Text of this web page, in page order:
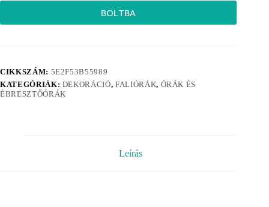
BOLTBA
CIKKSZÁM: 5E2F53B55989
KATEGÓRIÁK: DEKORÁCIÓ, FALIÓRÁK, ÓRÁK ÉS
ÉBRESZTŐÓRÁK
Leírás